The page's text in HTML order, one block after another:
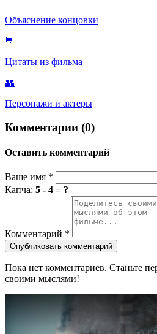
Объяснение концовки
💬
Цитаты из фильма
👥
Персонажи и актеры
Комментарии (0)
Оставить комментарий
Ваше имя *
Капча: 5 - 4 = ?
Комментарий *
Опубликовать комментарий
Пока нет комментариев. Станьте
своими мыслями!